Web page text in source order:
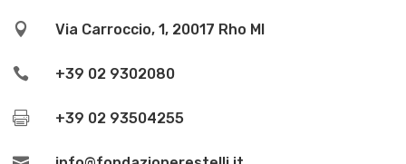
 Via Carroccio, 1, 20017 Rho MI
 +39 02 9302080
 +39 02 93504255